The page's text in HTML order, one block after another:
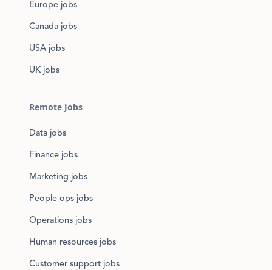
Europe jobs
Canada jobs
USA jobs
UK jobs
Remote Jobs
Data jobs
Finance jobs
Marketing jobs
People ops jobs
Operations jobs
Human resources jobs
Customer support jobs